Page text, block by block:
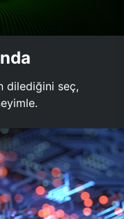
dilediğini seç,